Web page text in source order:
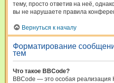
тему, просто ответив на неё,
вы не нарушаете правила
Вернуться к началу
Форматирование
тем
Что такое BBCode?
BBCode — это особая